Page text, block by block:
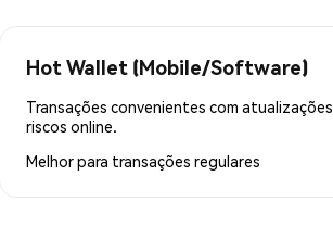
Hot Wallet (Mobile/Software)
Transações convenientes com atualizações
riscos online.
Melhor para transações regulares